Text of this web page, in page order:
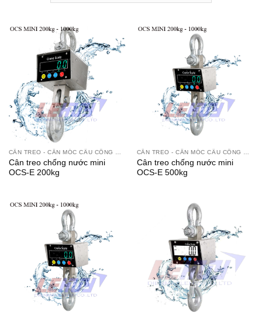
Cân treo chống nước mini
OCS-E 200kg
Cân treo chống nước mini
OCS-E 500kg